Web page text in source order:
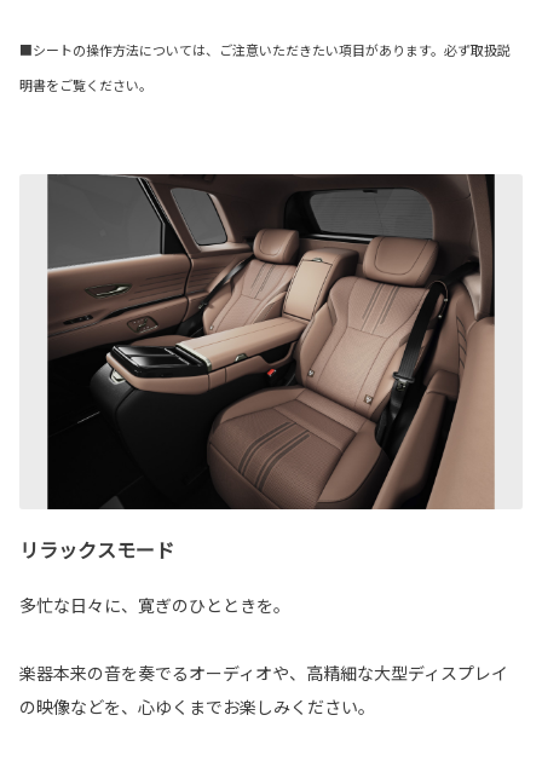
■シートの操作方法については、ご注意いただきたい項目があります。必ず取扱説
明書をご覧ください。
リラックスモード
多忙な日々に、寛ぎのひとときを。
楽器本来の音を奏でるオーディオや、高精細な大型ディスプレイ
の映像などを、心ゆくまでお楽しみください。